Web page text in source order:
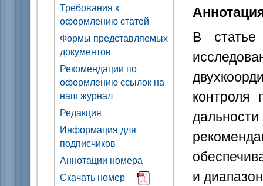
Требования к
оформлению статей
Формы представляемых
документов
Рекомендации по
оформлению ссылок на
наш журнал
Редакция
Информация для
подписчиков
Аннотации номера
Скачать номер
В статье
контроля
и